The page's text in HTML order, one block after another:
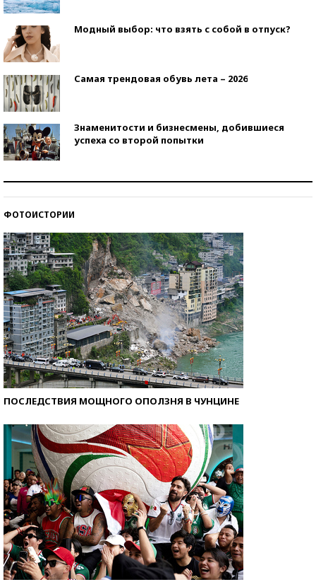
Модный выбор: что взять с собой в отпуск?
Самая трендовая обувь лета – 2026
Знаменитости и бизнесмены, добившиеся
успеха со второй попытки
ФОТОИСТОРИИ
ПОСЛЕДСТВИЯ МОЩНОГО ОПОЛЗНЯ В ЧУНЦИНЕ